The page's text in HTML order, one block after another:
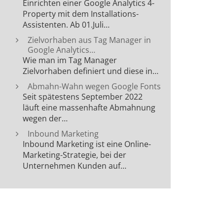
Einrichten einer Google Analytics 4-
Property mit dem Installations-
Assistenten. Ab 01.Juli…
Zielvorhaben aus Tag Manager in
Google Analytics…
Wie man im Tag Manager
Zielvorhaben definiert und diese in…
Abmahn-Wahn wegen Google Fonts
Seit spätestens September 2022
läuft eine massenhafte Abmahnung
wegen der…
Inbound Marketing
Inbound Marketing ist eine Online-
Marketing-Strategie, bei der
Unternehmen Kunden auf…